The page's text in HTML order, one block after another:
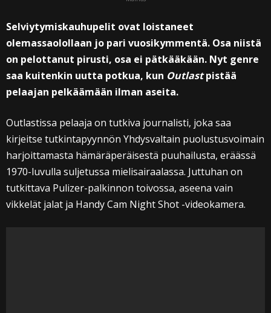
Selviytymiskauhupelit ovat loistaneet
olemassaolollaan jo pari vuosikymmentä. Osa niistä
on pelottanut pirusti, osa ei pätkääkään. Nyt genre
saa kuitenkin uutta potkua, kun Outlastpistää
pelaajan pelkäämään ilman aseita.
Outlastissa pelaaja on tutkiva journalisti, joka saa
kirjeitse tutkintapyynnön Yhdysvaltain puolustusvoimain
harjoittamasta hämäräperäisestä puuhailusta, eräässä
1970-luvulla suljetussa mielisairaalassa. Juttuhan on
tutkittava Pulizer-palkinnon toivossa, aseena vain
vikkelät jalat ja Handy Cam Night Shot -videokamera.